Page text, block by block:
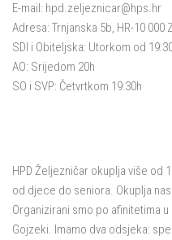
E-mail: hpd.zeljeznicar@hps.hr
Adresa: Trnjanska 5b, HR-10 000
SDI i Obiteljska: Utorkom od
AO: Srijedom 20h
SO i SVP: Četvrtkom 19:30h
HPD Željezničar okuplja više od
od djece do seniora. Okuplja
Organizirani smo po afinitetima u
Gojzeki. Imamo dva odsjeka: